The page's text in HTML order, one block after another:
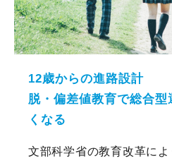
12歳からの進路設計
脱・偏差値教育で総合
くなる
文部科学省の教育改革に